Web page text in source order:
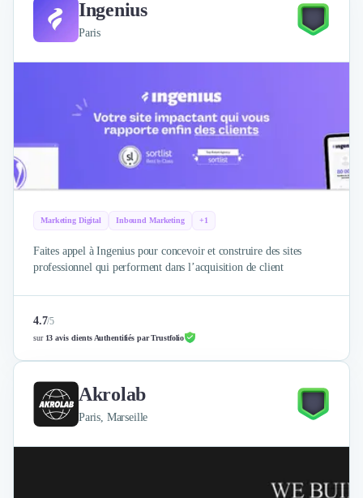
Ingenius
Paris
Marketing Digital Inbound Marketing +1
Faites appel à Ingenius pour concevoir et construire des sites
professionnel qui performent dans l’acquisition de client
4.7/5
sur 13 avis clients Authentifiés par Trustfolio
Akrolab
Paris, Marseille